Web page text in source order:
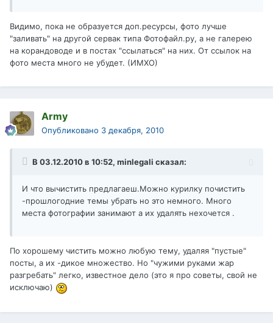
Видимо, пока не образуется доп.ресурсы, фото лучше
"заливать" на другой сервак типа Фотофайл.ру, а не галерею
на корандоводе и в постах "ссылаться" на них. От ссылок на
фото места много не убудет. (ИМХО)
Army
Опубликовано 3 декабря, 2010
В 03.12.2010 в 10:52, minlegali сказал:
И что вычистить предлагаеш.Можно курилку почистить
-прошлогодние темы убрать но это немного. Много
места фотографии занимают а их удалять нехочется .
По хорошему чистить можно любую тему, удаляя "пустые"
посты, а их -дикое множество. Но "чужими руками жар
разгребать" легко, известное дело (это я про советы, свой не
исключаю)